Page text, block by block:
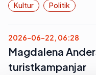
Kultur Politik
2026-06-22, 06:28
Magdalena
turistkampanjar